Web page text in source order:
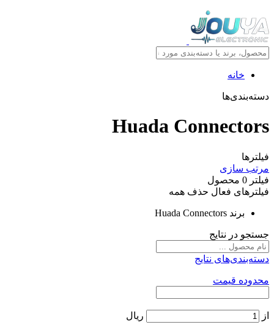
خانه
دسته‌بندی‌ها
Huada Connectors
فیلترها
مرتب سازی
فیلتر 0 محصول
فیلترهای فعال حذف همه
برند Huada Connectors
جستجو در نتایج
دسته‌بندی‌های نتایج
محدوده قیمت
از ریال